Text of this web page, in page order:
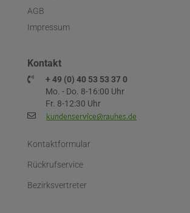
AGB
Impressum
Kontakt
+ 49 (0) 40 53 53 37 0
Mo. - Do. 8-16:00 Uhr
Fr. 8-12:30 Uhr
Kontaktformular
Rückrufservice
Bezirksvertreter